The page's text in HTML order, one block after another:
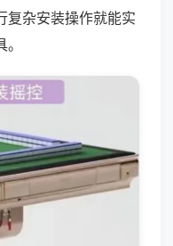
复杂安装操作就能实